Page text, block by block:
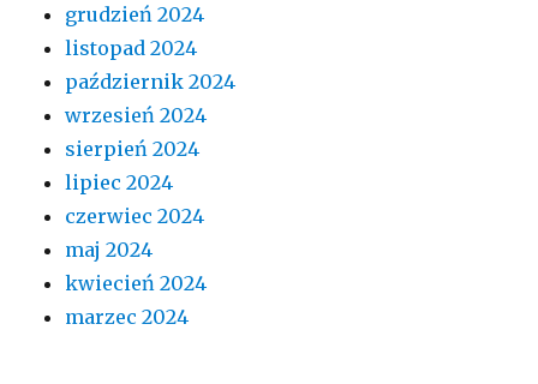
grudzień 2024
listopad 2024
październik 2024
wrzesień 2024
sierpień 2024
lipiec 2024
czerwiec 2024
maj 2024
kwiecień 2024
marzec 2024